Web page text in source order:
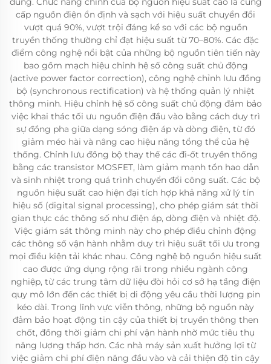
cấp nguồn điện ổn định và sạch với hiệu suất chuyển đổi
vượt quá 90%, vượt trội đáng kể so với các bộ nguồn
truyền thống thường chỉ đạt hiệu suất từ 70–80%. Các đặc
điểm công nghệ nổi bật của những bộ nguồn tiên tiến này
bao gồm mạch hiệu chỉnh hệ số công suất chủ động
(active power factor correction), công nghệ chỉnh lưu đồng
bộ (synchronous rectification) và hệ thống quản lý nhiệt
thông minh. Hiệu chỉnh hệ số công suất chủ động đảm bảo
việc khai thác tối ưu nguồn điện đầu vào bằng cách duy trì
sự đồng pha giữa dạng sóng điện áp và dòng điện, từ đó
giảm méo hài và nâng cao hiệu năng tổng thể của hệ
thống. Chỉnh lưu đồng bộ thay thế các đi-ốt truyền thống
bằng các transistor MOSFET, làm giảm mạnh tổn hao dẫn
và sinh nhiệt trong quá trình chuyển đổi công suất. Các bộ
nguồn hiệu suất cao hiện đại tích hợp khả năng xử lý tín
hiệu số (digital signal processing), cho phép giám sát thời
gian thực các thông số như điện áp, dòng điện và nhiệt độ.
Việc giám sát thông minh này cho phép điều chỉnh động
các thông số vận hành nhằm duy trì hiệu suất tối ưu trong
mọi điều kiện tải khác nhau. Công nghệ bộ nguồn hiệu suất
cao được ứng dụng rộng rãi trong nhiều ngành công
nghiệp, từ các trung tâm dữ liệu đòi hỏi cơ sở hạ tầng điện
quy mô lớn đến các thiết bị di động yêu cầu thời lượng pin
kéo dài. Trong lĩnh vực viễn thông, những bộ nguồn này
đảm bảo hoạt động tin cậy của thiết bị truyền thông then
chốt, đồng thời giảm chi phí vận hành nhờ mức tiêu thụ
năng lượng thấp hơn. Các nhà máy sản xuất hưởng lợi từ
việc giảm chi phí điện năng đầu vào và cải thiện độ tin cậy